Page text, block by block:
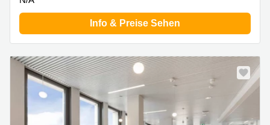
Info & Preise Sehen